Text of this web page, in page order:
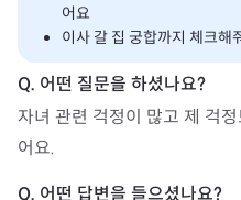
어요
이사 갈 집 궁합까지 체크해
자녀 관련 걱정이 많고 제 걱